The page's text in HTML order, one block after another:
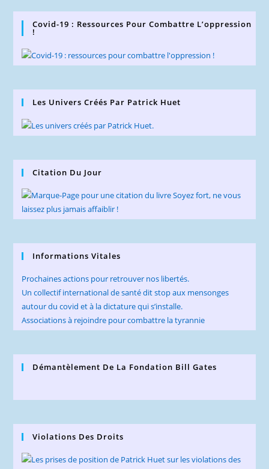
Covid-19 : Ressources Pour Combattre L’oppression
!
Les Univers Créés Par Patrick Huet
Citation Du Jour
Informations Vitales
Prochaines actions pour retrouver nos libertés.
Un collectif international de santé dit stop aux mensonges
autour du covid et à la dictature qui s’installe.
Associations à rejoindre pour combattre la tyrannie
Démantèlement De La Fondation Bill Gates
Violations Des Droits